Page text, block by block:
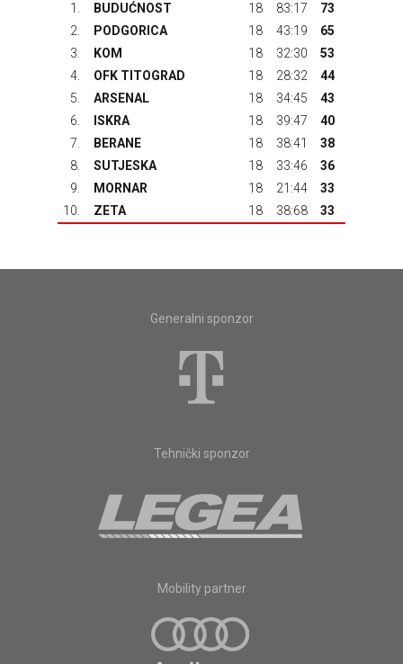
1. BUDUĆNOST 18 83:17
73
2.
PODGORICA 18 43:19
65
3.
KOM 18 32:30
53
4.
OFK TITOGRAD 18 28:32
44
5.
ARSENAL 18 34:45
43
6.
ISKRA 18 39:47
40
7.
BERANE 18 38:41
38
8.
SUTJESKA 18 33:46
36
9.
MORNAR 18 21:44
33
10.
ZETA 18 38:68 33
Generalni sponzor
Tehnički sponzor
Mobility partner